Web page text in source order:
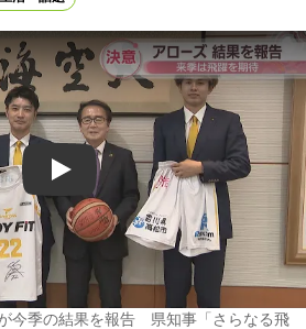
Play
今季の結果を報告 県知事「さらなる飛